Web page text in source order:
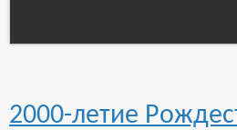
2000-летие